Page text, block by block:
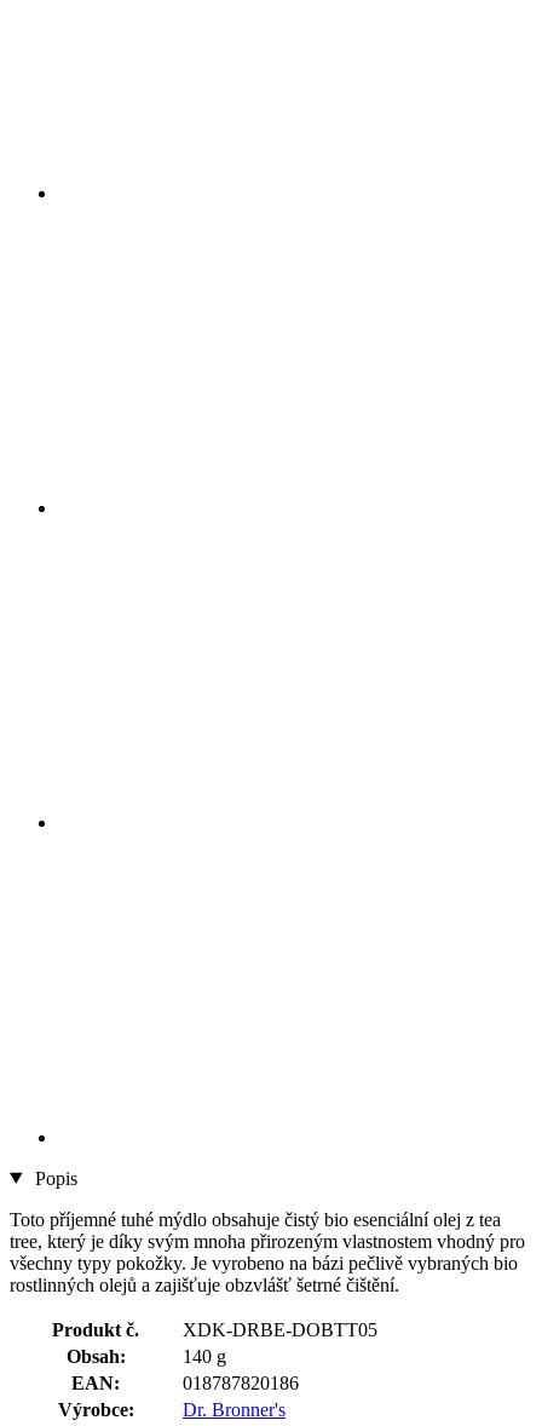
Popis
Toto příjemné tuhé mýdlo obsahuje čistý bio esenciální olej z tea
tree, který je díky svým mnoha přirozeným vlastnostem vhodný pro
všechny typy pokožky. Je vyrobeno na bázi pečlivě vybraných bio
rostlinných olejů a zajišťuje obzvlášť šetrné čištění.
Produkt č.
XDK-DRBE-DOBTT05
Obsah:
140 g
EAN:
018787820186
Výrobce:
Dr. Bronner's